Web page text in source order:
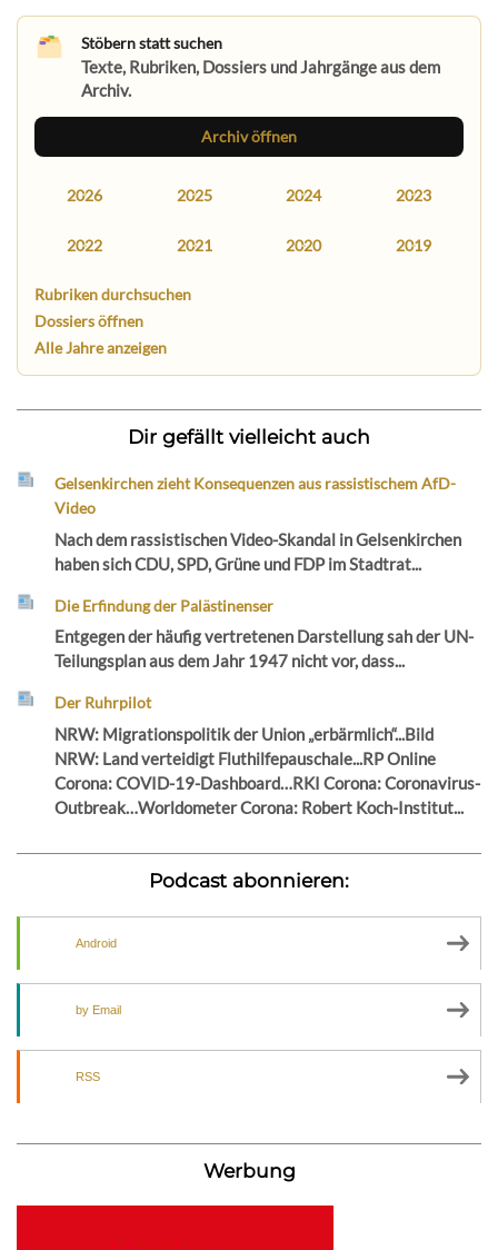
Stöbern statt suchen
Texte, Rubriken, Dossiers und Jahrgänge aus dem
Archiv.
Archiv öffnen
2026 2025 2024 2023
2022 2021 2020 2019
Rubriken durchsuchen
Dossiers öffnen
Alle Jahre anzeigen
Dir gefällt vielleicht auch
Gelsenkirchen zieht Konsequenzen aus rassistischem AfD-
Video
Nach dem rassistischen Video-Skandal in Gelsenkirchen
haben sich CDU, SPD, Grüne und FDP im Stadtrat...
Die Erfindung der Palästinenser
Entgegen der häufig vertretenen Darstellung sah der UN-
Teilungsplan aus dem Jahr 1947 nicht vor, dass...
Der Ruhrpilot
NRW: Migrationspolitik der Union „erbärmlich“...Bild
NRW: Land verteidigt Fluthilfepauschale...RP Online
Corona: COVID-19-Dashboard…RKI Corona: Coronavirus-
Outbreak…Worldometer Corona: Robert Koch-Institut...
Podcast abonnieren:
Android
by Email
RSS
Werbung